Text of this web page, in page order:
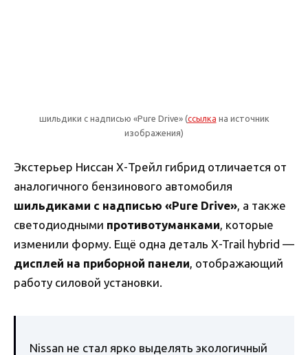
шильдики с надписью «Pure Drive» (ссылка на источник
изображения)
Экстерьер Ниссан Х-Трейл гибрид отличается от
аналогичного бензинового автомобиля
шильдиками с надписью «Pure Drive», а также
светодиодными противотуманками, которые
изменили форму. Ещё одна деталь X-Trail hybrid —
дисплей на приборной панели, отображающий
работу силовой установки.
Nissan не стал ярко выделять экологичный